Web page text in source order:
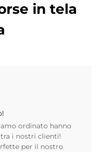
in tela
ordinato hanno
i nostri clienti!
per il nostro